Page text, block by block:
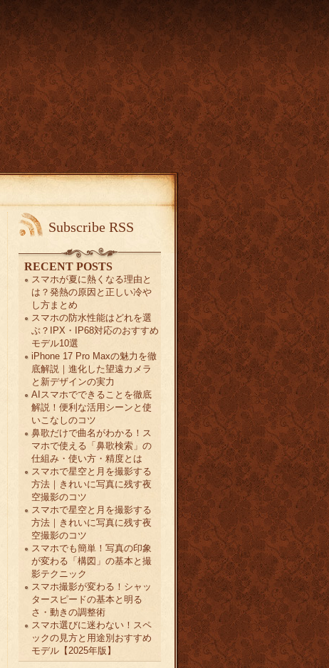
Subscribe RSS
RECENT POSTS
スマホが夏に熱くなる理由と
は？発熱の原因と正しい冷や
し方まとめ
スマホの防水性能はどれを選
ぶ？IPX・IP68対応のおすすめ
モデル10選
iPhone 17 Pro Maxの魅力を徹
底解説｜進化した望遠カメラ
と新デザインの実力
AIスマホでできることを徹底
解説！便利な活用シーンと使
いこなしのコツ
鼻歌だけで曲名がわかる！ス
マホで使える「鼻歌検索」の
仕組み・使い方・精度とは
スマホで星空と月を撮影する
方法｜きれいに写真に残す夜
空撮影のコツ
スマホで星空と月を撮影する
方法｜きれいに写真に残す夜
空撮影のコツ
スマホでも簡単！写真の印象
が変わる「構図」の基本と撮
影テクニック
スマホ撮影が変わる！シャッ
タースピードの基本と明る
さ・動きの調整術
スマホ選びに迷わない！スペ
ックの見方と用途別おすすめ
モデル【2025年版】